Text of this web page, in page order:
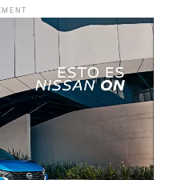
a Julián Quiñones, quien
área para abrir el
y no tardó en reflejarse
en zona alta
balón a Raúl Jiménez,
ángulo para firmar el 2-